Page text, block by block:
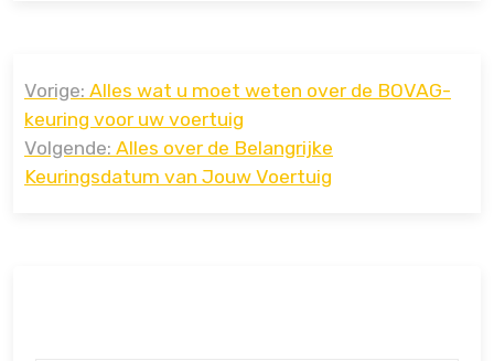
navigatie
Vorige: Alles wat u moet weten over de BOVAG-
keuring voor uw voertuig
Volgende: Alles over de Belangrijke
Keuringsdatum van Jouw Voertuig